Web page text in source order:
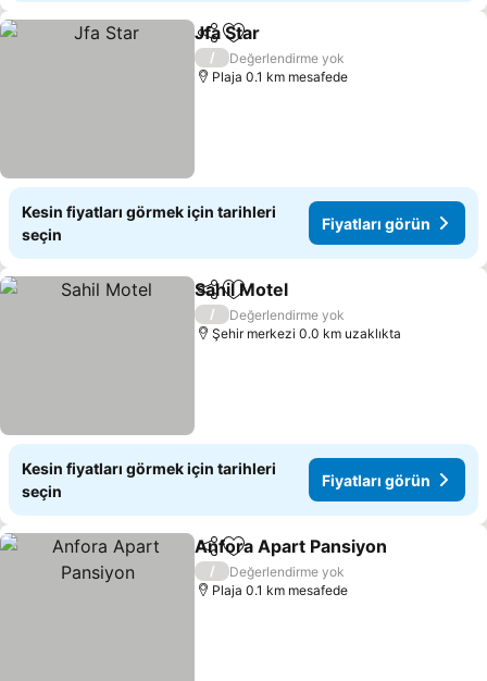
PaylaşFavorilerime ekle
Jfa Star
/
Değerlendirme yok
Plaja 0.1 km mesafede
Kesin fiyatları görmek için tarihleri
seçin
Fiyatları görün
PaylaşFavorilerime ekle
Sahil Motel
/
Değerlendirme yok
Şehir merkezi 0.0 km uzaklıkta
Kesin fiyatları görmek için tarihleri
seçin
Fiyatları görün
PaylaşFavorilerime ekle
Anfora Apart Pansiyon
/
Değerlendirme yok
Plaja 0.1 km mesafede